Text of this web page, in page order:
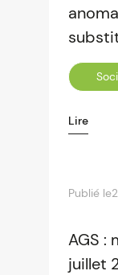
Lire
Publié le
AGS :
juillet